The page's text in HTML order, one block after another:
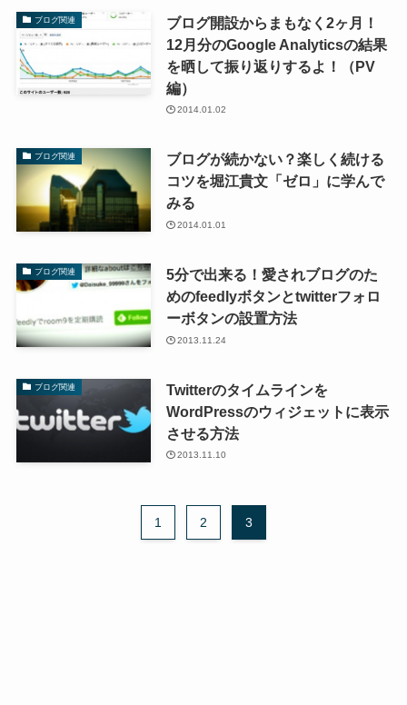
ブログ関連
ブログ開設からまもなく2ヶ月！
12月分のGoogle Analyticsの結果
を晒して振り返りするよ！（PV
編）
2014.01.02
ブログ関連
ブログが続かない？楽しく続ける
コツを堀江貴文「ゼロ」に学んで
みる
2014.01.01
ブログ関連
5分で出来る！愛されブログのた
めのfeedlyボタンとtwitterフォロ
ーボタンの設置方法
2013.11.24
ブログ関連
Twitterのタイムラインを
WordPressのウィジェットに表示
させる方法
2013.11.10
1 2 3